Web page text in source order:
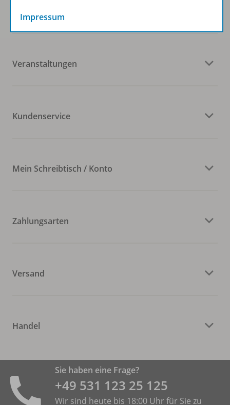
Westermann Gruppe
Veranstaltungen
Kundenservice
Mein Schreibtisch / Konto
Zahlungsarten
Versand
Handel
Sie haben eine Frage?
+49 531 ­123 25 125
Wir sind heute bis 18:00 Uhr für Sie zu
Impressum